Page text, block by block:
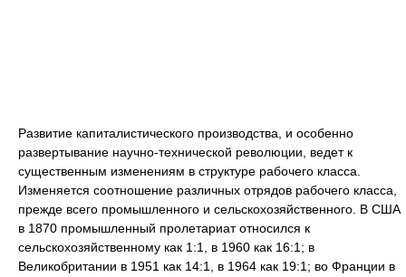
Развитие капиталистического производства, и особенно
развертывание научно-технической революции, ведет к
существенным изменениям в структуре рабочего класса.
Изменяется соотношение различных отрядов рабочего класса,
прежде всего промышленного и сельскохозяйственного. В США
в 1870 промышленный пролетариат относился к
сельскохозяйственному как 1:1, в 1960 как 16:1; в
Великобритании в 1951 как 14:1, в 1964 как 19:1; во Франции в